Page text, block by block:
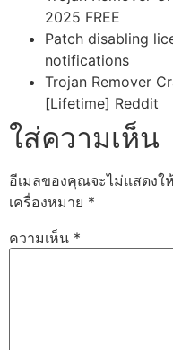
2025 FREE
Patch disabling
notifications
Trojan Remover
[Lifetime] Reddit
ใส่ความเห็น
อีเมลของคุณจะไม่แสดงใ
เครื่องหมาย *
ความเห็น *